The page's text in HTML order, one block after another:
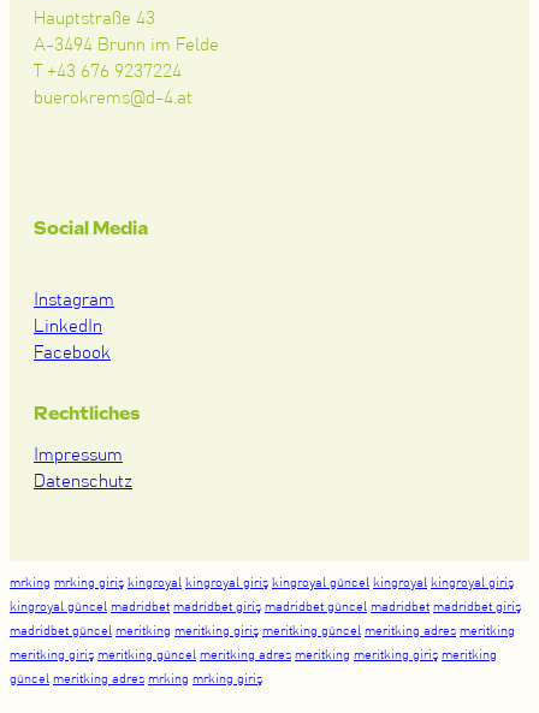
Hauptstraße 43
A-3494 Brunn im Felde
T +43 676 9237224
buerokrems@d-4.at
Social Media
Instagram
LinkedIn
Facebook
Rechtliches
Impressum
Datenschutz
mrking mrking giriş kingroyal kingroyal giriş kingroyal güncel kingroyal kingroyal giriş
kingroyal güncel madridbet madridbet giriş madridbet güncel madridbet madridbet giriş
madridbet güncel meritking meritking giriş meritking güncel meritking adres meritking
meritking giriş meritking güncel meritking adres meritking meritking giriş meritking
güncel meritking adres mrking mrking giriş